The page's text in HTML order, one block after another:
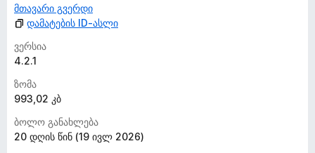
მთავარი გვერდი
დამატების ID-ასლი
ვერსია
4.2.1
ზომა
993,02 კბ
ბოლო განახლება
20 დღის წინ (19 ივლ 2026)